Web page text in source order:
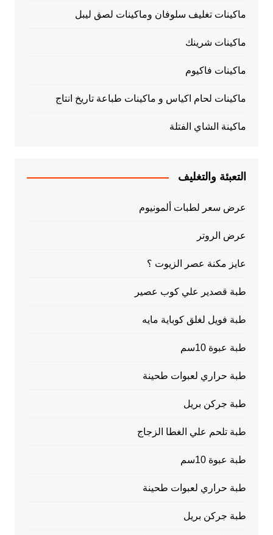
ماكينات تغليف سلوفان وماكينات لصق ليبل
ماكينات شرينك
ماكينات فاكيوم
ماكينات لحام اكياس و ماكينات طباعة تاريخ انتاج
ماكينة الشاي الفتلة
التعبئة والتغليف
عرض سعر لطبات ألمونيوم
عرض الروتر
عايز مكنة عصر الزيوت ؟
طبة قصدير علي كوب عصير
طبة فويل لغلق كوباية مايه
طبة عبوة 10سم
طبة حراري لعبوات طحينة
طبة جركن بريل
طبة تلحم علي الغطا الزجاج
طبة عبوة 10سم
طبة حراري لعبوات طحينة
طبة جركن بريل